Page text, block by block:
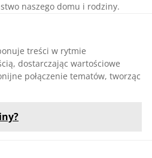
naszego domu i rodziny.
treści w rytmie
dostarczając wartościowe
połączenie tematów, tworząc